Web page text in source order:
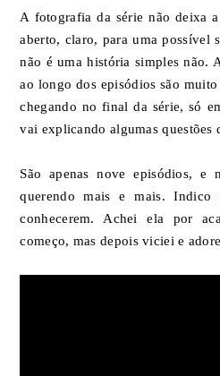
A fotografia da série não deixa
aberto, claro, para uma possível
não é uma história simples não.
ao longo dos episódios são
chegando no final da série, só
vai explicando algumas questões
São apenas nove episódios,
querendo mais e mais.
conhecerem. Achei ela por
começo, mas depois viciei e